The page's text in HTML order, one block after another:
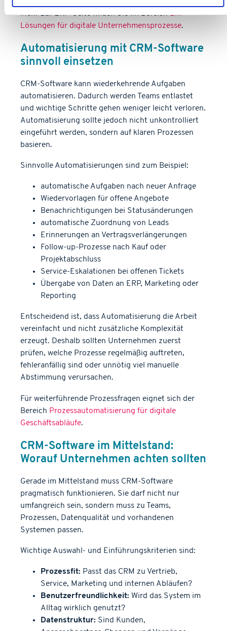
Mehr zur ERP-Seite finden Sie im BereichERP-
Lösungen für digitale Unternehmensprozesse.
Automatisierung mit CRM-Software
sinnvoll einsetzen
CRM-Software kann wiederkehrende Aufgaben
automatisieren. Dadurch werden Teams entlastet
und wichtige Schritte gehen weniger leicht verloren.
Automatisierung sollte jedoch nicht unkontrolliert
eingeführt werden, sondern auf klaren Prozessen
basieren.
Sinnvolle Automatisierungen sind zum Beispiel:
automatische Aufgaben nach neuer Anfrage
Wiedervorlagen für offene Angebote
Benachrichtigungen bei Statusänderungen
automatische Zuordnung von Leads
Erinnerungen an Vertragsverlängerungen
Follow-up-Prozesse nach Kauf oder
Projektabschluss
Service-Eskalationen bei offenen Tickets
Übergabe von Daten an ERP, Marketing oder
Reporting
Entscheidend ist, dass Automatisierung die Arbeit
vereinfacht und nicht zusätzliche Komplexität
erzeugt. Deshalb sollten Unternehmen zuerst
prüfen, welche Prozesse regelmäßig auftreten,
fehleranfällig sind oder unnötig viel manuelle
Abstimmung verursachen.
Für weiterführende Prozessfragen eignet sich der
Bereich Prozessautomatisierung für digitale
Geschäftsabläufe.
CRM-Software im Mittelstand:
Worauf Unternehmen achten sollten
Gerade im Mittelstand muss CRM-Software
pragmatisch funktionieren. Sie darf nicht nur
umfangreich sein, sondern muss zu Teams,
Prozessen, Datenqualität und vorhandenen
Systemen passen.
Wichtige Auswahl- und Einführungskriterien sind:
Prozessfit: Passt das CRM zu Vertrieb,
Service, Marketing und internen Abläufen?
Benutzerfreundlichkeit: Wird das System im
Alltag wirklich genutzt?
Datenstruktur: Sind Kunden,